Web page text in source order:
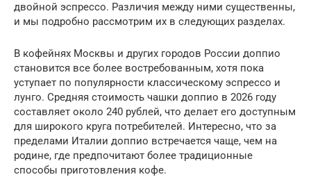
двойной эспрессо. Различия между ними существенны,
и мы подробно рассмотрим их в следующих разделах.
В кофейнях Москвы и других городов России доппио
становится все более востребованным, хотя пока
уступает по популярности классическому эспрессо и
лунго. Средняя стоимость чашки доппио в 2026 году
составляет около 240 рублей, что делает его доступным
для широкого круга потребителей. Интересно, что за
пределами Италии доппио встречается чаще, чем на
родине, где предпочитают более традиционные
способы приготовления кофе.